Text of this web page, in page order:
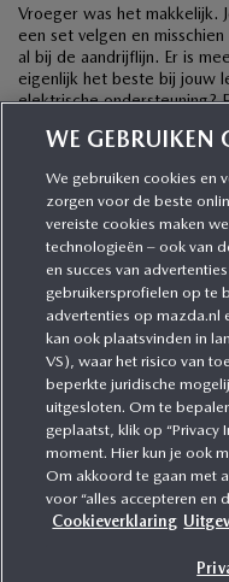
Vroeger was het makkelijk.
een set velgen en
al bij de aandrijflijn. Er is
eigenlijk het beste bij jouw
elektrische ondersteuning?
CATEGORIEËN
MEER INFORMATIE
MEER ERVAREN
WE GEBRUIKEN
We gebruiken cookies en
zorgen voor de beste
vereiste cookies maken
technologieën – ook van
en succes van
gebruikersprofielen op te
advertenties op mazda.nl
kan ook plaatsvinden in
VS), waar het risico van
beperkte juridische
uitgesloten. Om te
geplaatst, klik op “Privacy
moment. Hier kun je ook
Om akkoord te gaan met
voor “alles accepteren en
Cookieverklaring